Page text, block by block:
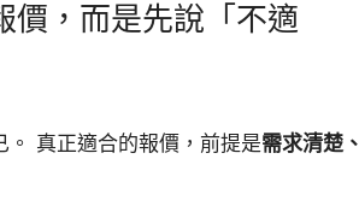
價，而是先說「不適
。 真正適合的報價，前提是需求清楚、